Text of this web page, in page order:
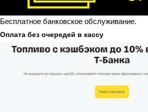
Бесплатное банковское обслуживание.
Оплата без очередей в кассу